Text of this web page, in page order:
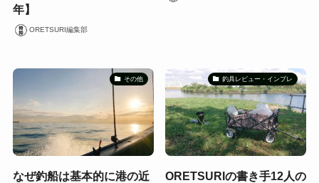
年】
ORETSURI編集部
その他
なぜ釣船は基本的に港の近
釣具レビュー・インプレ
ORETSURIの書き手12人の